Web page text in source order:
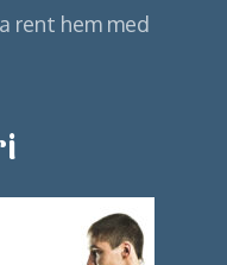
rent hem med